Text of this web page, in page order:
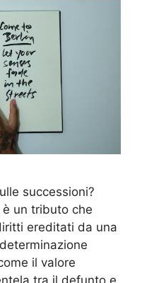
successioni?
è un tributo che
ereditati da una
il valore